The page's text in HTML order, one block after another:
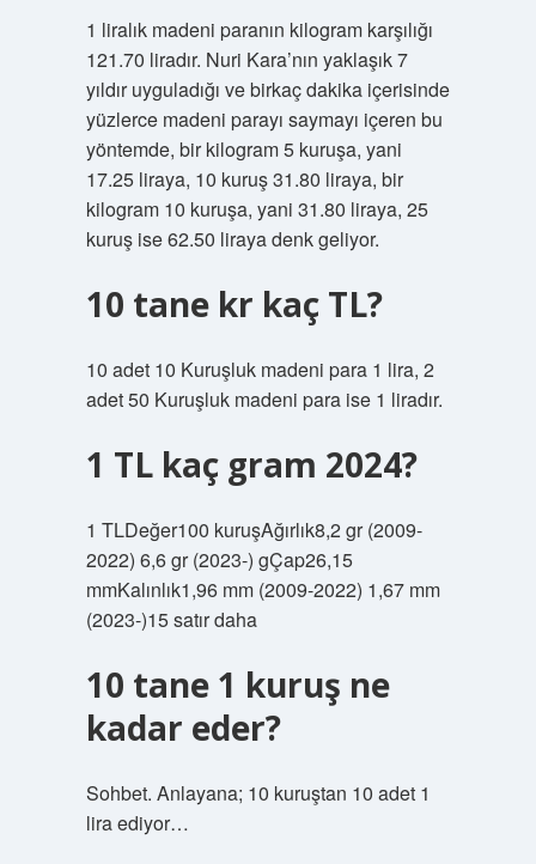
1 liralık madeni paranın kilogram karşılığı
121.70 liradır. Nuri Kara’nın yaklaşık 7
yıldır uyguladığı ve birkaç dakika içerisinde
yüzlerce madeni parayı saymayı içeren bu
yöntemde, bir kilogram 5 kuruşa, yani
17.25 liraya, 10 kuruş 31.80 liraya, bir
kilogram 10 kuruşa, yani 31.80 liraya, 25
kuruş ise 62.50 liraya denk geliyor.
10 tane kr kaç TL?
10 adet 10 Kuruşluk madeni para 1 lira, 2
adet 50 Kuruşluk madeni para ise 1 liradır.
1 TL kaç gram 2024?
1 TLDeğer100 kuruşAğırlık8,2 gr (2009-
2022) 6,6 gr (2023-) gÇap26,15
mmKalınlık1,96 mm (2009-2022) 1,67 mm
(2023-)15 satır daha
10 tane 1 kuruş ne
kadar eder?
Sohbet. Anlayana; 10 kuruştan 10 adet 1
lira ediyor…